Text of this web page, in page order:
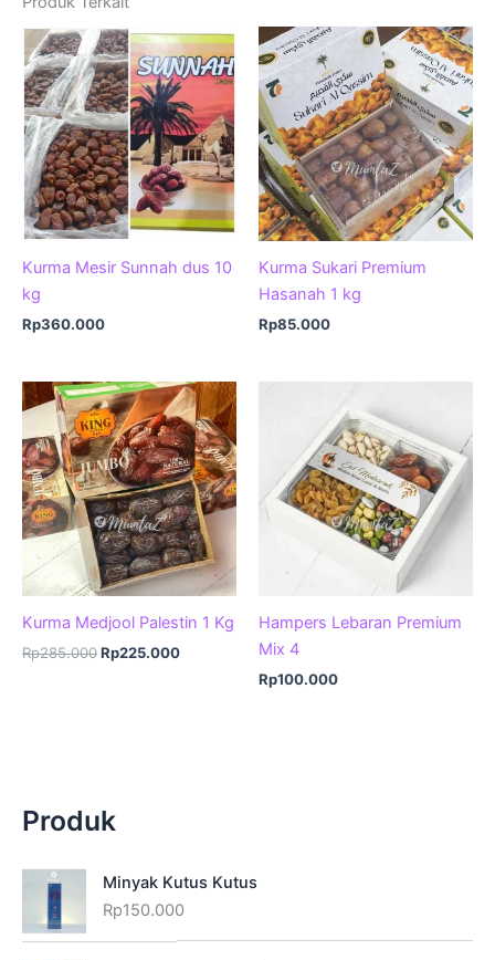
Kurma Mesir Sunnah dus 10
kg
Rp360.000
Kurma Sukari Premium
Hasanah 1 kg
Rp85.000
Kurma Medjool Palestin 1 Kg
Rp285.000Harga
Rp225.000Harga
Hampers Lebaran Premium
Mix 4
Rp100.000
Produk
Minyak Kutus Kutus
Rp150.000